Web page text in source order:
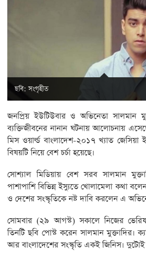
ছবি: সংগৃহীত
জনপ্রিয় ইউটিউবার ও অভিনেতা সালমান
ব্যক্তিজীবনের নানান ঘটনায় আলোচনায়
মিস ওয়ার্ল্ড বাংলাদেশ-২০১৭ খ্যাত জেসিয়া
বিষয়টি নিয়ে বেশ চর্চা হয়েছে।
সোশ্যাল মিডিয়ায় বেশ সরব সালমান
পাশাপাশি বিভিন্ন ইস্যুতে খোলামেলা কথা
ও দেশের সংস্কৃতিকে নষ্ট দাবি করলেন এ
সোমবার (২৯ আগস্ট) সকালে নিজের
তিনটি ছবি পোস্ট করেন সালমান মুক্তাদির।
আর বাংলাদেশের সংস্কৃতি একই জিনিস। দুটোই